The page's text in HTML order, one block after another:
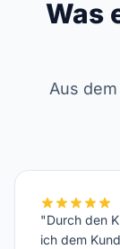
Was
Aus
"Durch den
ich dem